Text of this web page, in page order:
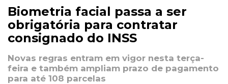
Biometria facial passa a ser
obrigatória para contratar
consignado do INSS
Novas regras entram em vigor nesta terça-
feira e também ampliam prazo de pagamento
para até 108 parcelas